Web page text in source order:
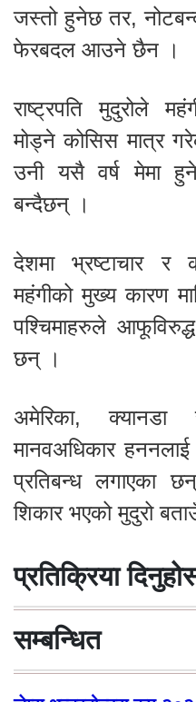
जस्तो हुनेछ तर,
फेरबदल आउने छैन ।
राष्ट्रपति मुदुरोले
मोड्ने कोसिस मात्र
उनी यसै वर्ष मेमा
बन्दैछन् ।
देशमा भ्रष्टाचार र
महंगीको मुख्य कारण
पश्चिमाहरुले
छन् ।
अमेरिका, क्यानडा
मानवअधिकार
प्रतिबन्ध लगाएका
शिकार भएको मुदुरो
प्रतिक्रिया
सम्बन्धित